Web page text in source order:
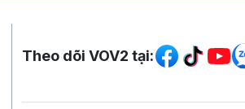
Mạng xã hội
Theo dõi VOV2 tại: